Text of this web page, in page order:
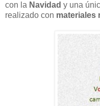
con la Navidad y una
realizado con materiales